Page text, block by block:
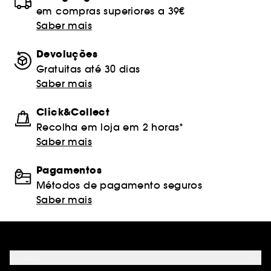
em compras superiores a 39€
Saber mais
Devoluções
Gratuitas até 30 dias
Saber mais
Click&Collect
Recolha em loja em 2 horas*
Saber mais
Pagamentos
Métodos de pagamento seguros
Saber mais